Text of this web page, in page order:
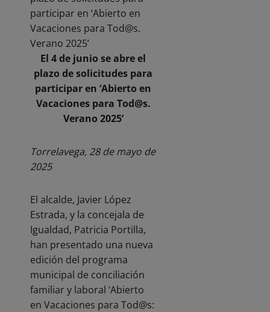
El 4 de junio se abre el
plazo de solicitudes para
participar en ‘Abierto en
Vacaciones para Tod@s.
Verano 2025’
Torrelavega, 28 de mayo de
2025
El alcalde, Javier López
Estrada, y la concejala de
Igualdad, Patricia Portilla,
han presentado una nueva
edición del programa
municipal de conciliación
familiar y laboral ‘Abierto
en Vacaciones para Tod@s: